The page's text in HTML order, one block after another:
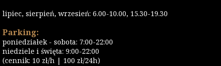
lipiec, sierpień, wrzesień: 6.00-10.00, 15.30-19.30
Parking:
poniedziałek - sobota: 7:00-22:00
niedziele i święta: 9:00-22:00
(cennik: 10 zł/h | 100 zł/24h)